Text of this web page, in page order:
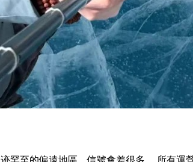
至的偏遠地區，信號會差很多。 所有運